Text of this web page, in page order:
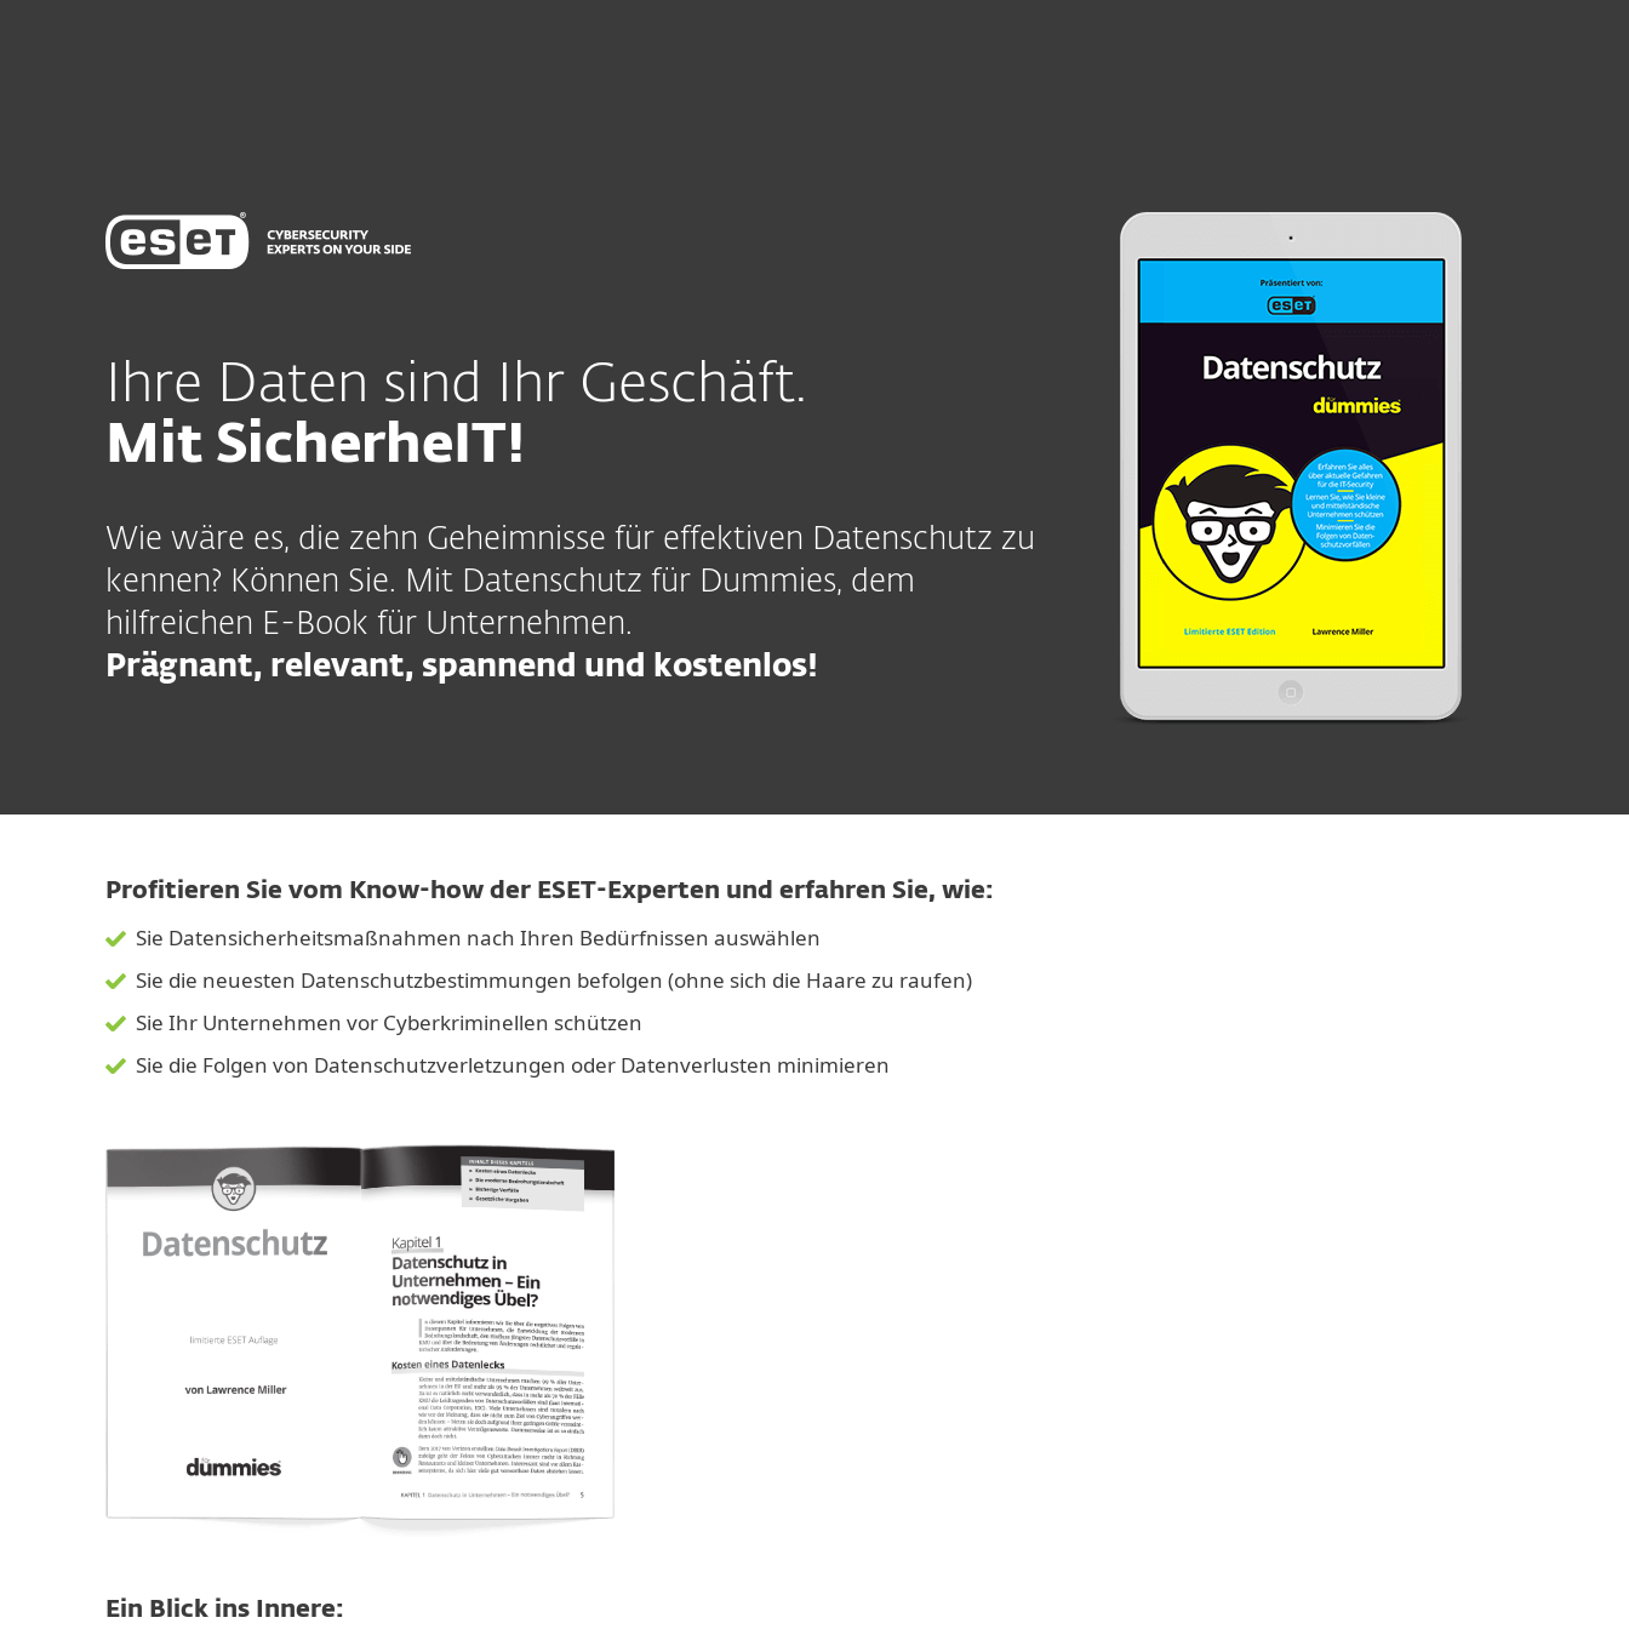
Ihre Daten sind Ihr Geschäft.
Mit SicherheIT!
Wie wäre es, die zehn Geheimnisse für effektiven Datenschutz zu
kennen? Können Sie. Mit Datenschutz für Dummies, dem
hilfreichen E-Book für Unternehmen.
Prägnant, relevant, spannend und kostenlos!
Profitieren Sie vom Know-how der ESET-Experten und erfahren Sie, wie:
Sie Datensicherheitsmaßnahmen nach Ihren Bedürfnissen auswählen
Sie die neuesten Datenschutzbestimmungen befolgen (ohne sich die Haare zu raufen)
Sie Ihr Unternehmen vor Cyberkriminellen schützen
Sie die Folgen von Datenschutzverletzungen oder Datenverlusten minimieren
Ein Blick ins Innere: